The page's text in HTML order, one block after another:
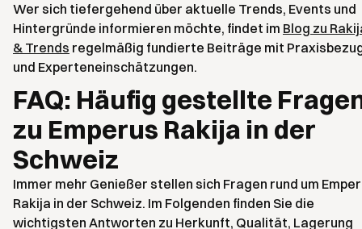
Wer sich tiefergehend über aktuelle Trends, Events und
Hintergründe informieren möchte, findet im Blog zu
& Trends regelmäßig fundierte Beiträge mit
und Experteneinschätzungen.
FAQ: Häufig gestellte
zu Emperus Rakija in der
Schweiz
Immer mehr Genießer stellen sich Fragen rund um
Rakija in der Schweiz. Im Folgenden finden Sie die
wichtigsten Antworten zu Herkunft, Qualität, Lagerung